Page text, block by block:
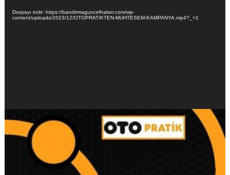
Dosyayı indir: https://bandirmaguncelhaber.com/wp-
content/uploads/2023/12/OTOPRATIKTEN-MUHTESEM-KAMPANYA.mp4?_=1